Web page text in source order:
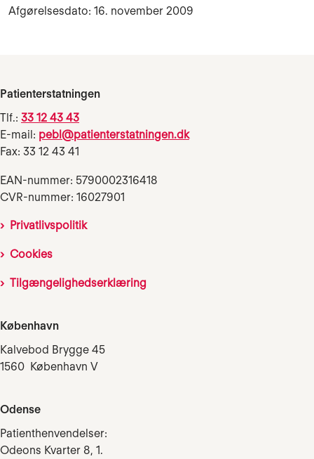
Afgørelsesdato: 16. november 2009
Patienterstatningen
Tlf.: 33 12 43 43
E-mail: pebl@patienterstatningen.dk
Fax: 33 12 43 41
EAN-nummer: 5790002316418
CVR-nummer: 16027901
Privatlivspolitik
Cookies
Tilgængelighedserklæring
København
Kalvebod Brygge 45
1560 København V
Odense
Patienthenvendelser:
Odeons Kvarter 8, 1.